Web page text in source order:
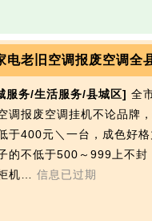
电老旧空调报废空调全
服务/生活服务/县城区] 全
调报废空调挂机不论品牌
于400元＼一台，成色好格
的不低于500～999上不封
机… 信息已过期